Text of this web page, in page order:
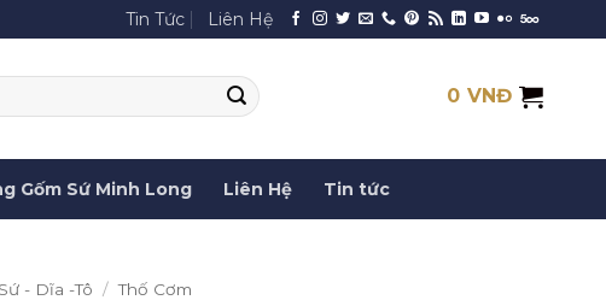
Tin Tức Liên Hệ
0 VNĐ
Gốm Sứ Minh Long Liên Hệ Tin tức
- Dĩa -Tô / Thố Cơm